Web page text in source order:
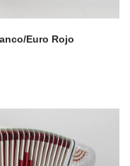
Euro Rojo